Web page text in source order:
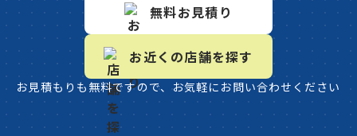
無料お見積り
お近くの店舗を探す
お見積もりも無料ですので、お気軽にお問い合わせください